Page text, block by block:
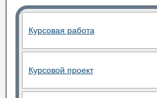
Курсовая работа
Курсовой проект